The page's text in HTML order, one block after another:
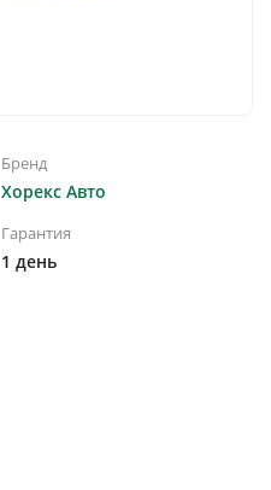
Бренд
Хорекс Авто
Гарантия
1 день